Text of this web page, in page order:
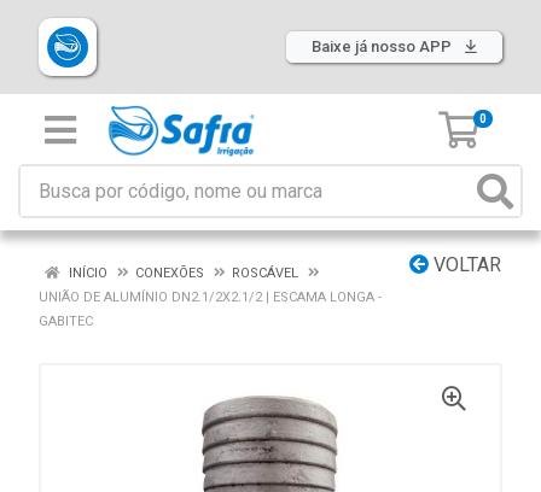
Baixe já nosso APP
0
VOLTAR
INÍCIO CONEXÕES
ROSCÁVEL
UNIÃO DE ALUMÍNIO DN2.1/2X2.1/2 | ESCAMA LONGA -
GABITEC